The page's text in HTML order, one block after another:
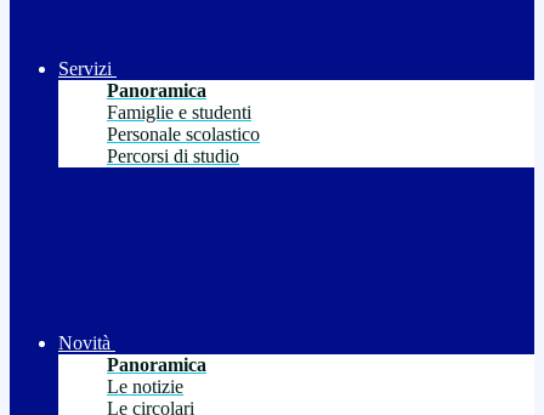
Servizi
Panoramica
Famiglie e studenti
Personale scolastico
Percorsi di studio
Novità
Panoramica
Le notizie
Le circolari